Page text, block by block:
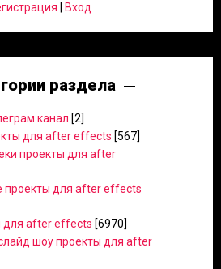
Вход
раздела
канал [2]
для after effects [567]
проекты для after
проекты для after effects
для after effects [6970]
шоу проекты для after